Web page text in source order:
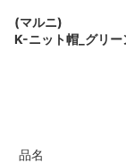
(マルニ)
K-ニット帽_グリー
品名